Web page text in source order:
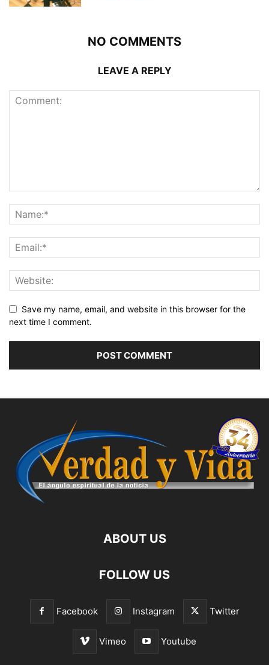
NO COMMENTS
LEAVE A REPLY
Save my name, email, and website in this browser for the
next time I comment.
ABOUT US
FOLLOW US
Facebook Instagram Twitter
Vimeo Youtube